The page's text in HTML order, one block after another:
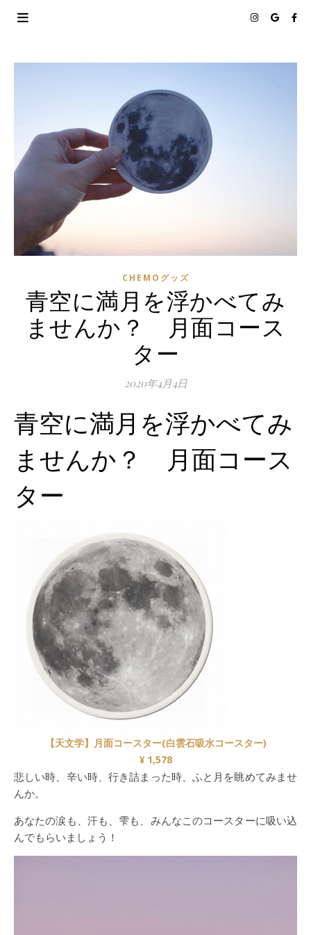
CHEMOグッズ
青空に満月を浮かべてみ
ませんか？ 月面コース
ター
2020年4月4日
青空に満月を浮かべてみ
ませんか？ 月面コース
ター
【天文学】月面コースター(白雲石吸水コースター)
¥ 1,578
悲しい時、辛い時、行き詰まった時、ふと月を眺めてみませ
んか。
あなたの涙も、汗も、雫も、みんなこのコースターに吸い込
んでもらいましょう！